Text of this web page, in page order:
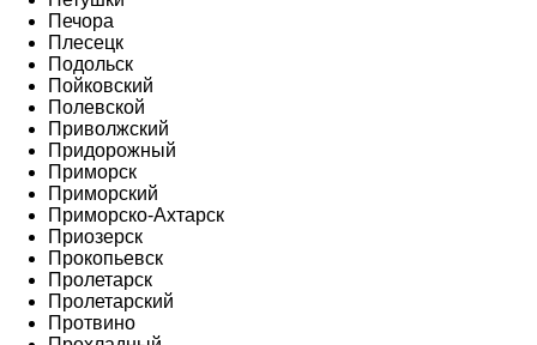
Печора
Плесецк
Подольск
Пойковский
Полевской
Приволжский
Придорожный
Приморск
Приморский
Приморско-Ахтарск
Приозерск
Прокопьевск
Пролетарск
Пролетарский
Протвино